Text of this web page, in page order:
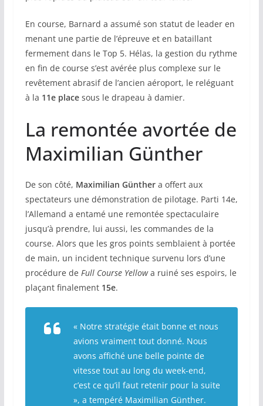
En course, Barnard a assumé son statut de leader en
menant une partie de l’épreuve et en bataillant
fermement dans le Top 5. Hélas, la gestion du rythme
en fin de course s’est avérée plus complexe sur le
revêtement abrasif de l’ancien aéroport, le reléguant
à la 11e placesous le drapeau à damier.
La remontée avortée de
Maximilian Günther
De son côté, Maximilian Günthera offert aux
spectateurs une démonstration de pilotage. Parti 14e,
l’Allemand a entamé une remontée spectaculaire
jusqu’à prendre, lui aussi, les commandes de la
course. Alors que les gros points semblaient à portée
de main, un incident technique survenu lors d’une
procédure de Full Course Yellowa ruiné ses espoirs, le
plaçant finalement 15e.
« Notre stratégie était bonne et nous
avions vraiment tout donné. Nous
avons affiché une belle pointe de
vitesse tout au long du week-end,
c’est ce qu’il faut retenir pour la suite
», a tempéré Maximilian Günther.